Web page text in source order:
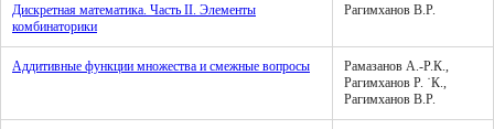
Дискретная математика. Часть II. Элементы
комбинаторики
Рагимханов В.Р.
Аддитивные функции множества и смежные вопросы
Рамазанов А.-Р.К.,
Рагимханов Р. ˙К.,
Рагимханов В.Р.